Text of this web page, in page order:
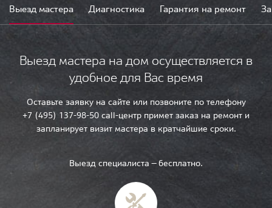
Выезд мастера Диагностика Гарантия на ремонт
Выезд мастера на дом осуществляется в
удобное для Вас время
Оставьте заявку на сайте или позвоните по телефону
+7 (495) 137-98-50 call-центр примет заказ на ремонт и
запланирует визит мастера в кратчайшие сроки.
Выезд специалиста — бесплатно.